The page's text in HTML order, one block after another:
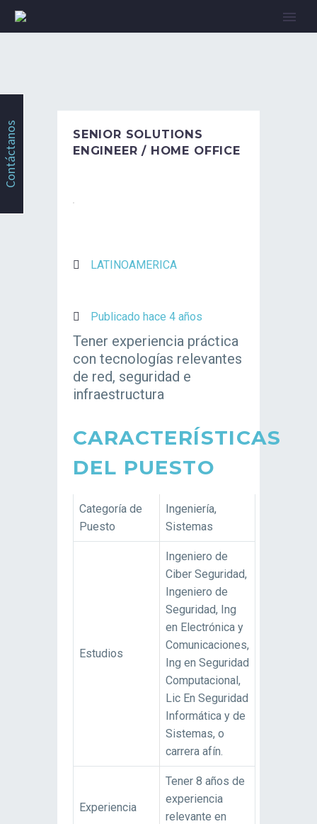
SENIOR SOLUTIONS
ENGINEER / HOME OFFICE
LATINOAMERICA
Publicado hace 4 años
Tener experiencia práctica
con tecnologías relevantes
de red, seguridad e
infraestructura
CARACTERÍSTICAS
DEL PUESTO
Categoría de
Puesto
Ingeniería,
Sistemas
Estudios
Ingeniero de
Ciber Seguridad,
Ingeniero de
Seguridad, Ing
en Electrónica y
Comunicaciones,
Ing en Seguridad
Computacional,
Lic En Seguridad
Informática y de
Sistemas, o
carrera afín.
Experiencia
Tener 8 años de
experiencia
relevante en
Contáctanos